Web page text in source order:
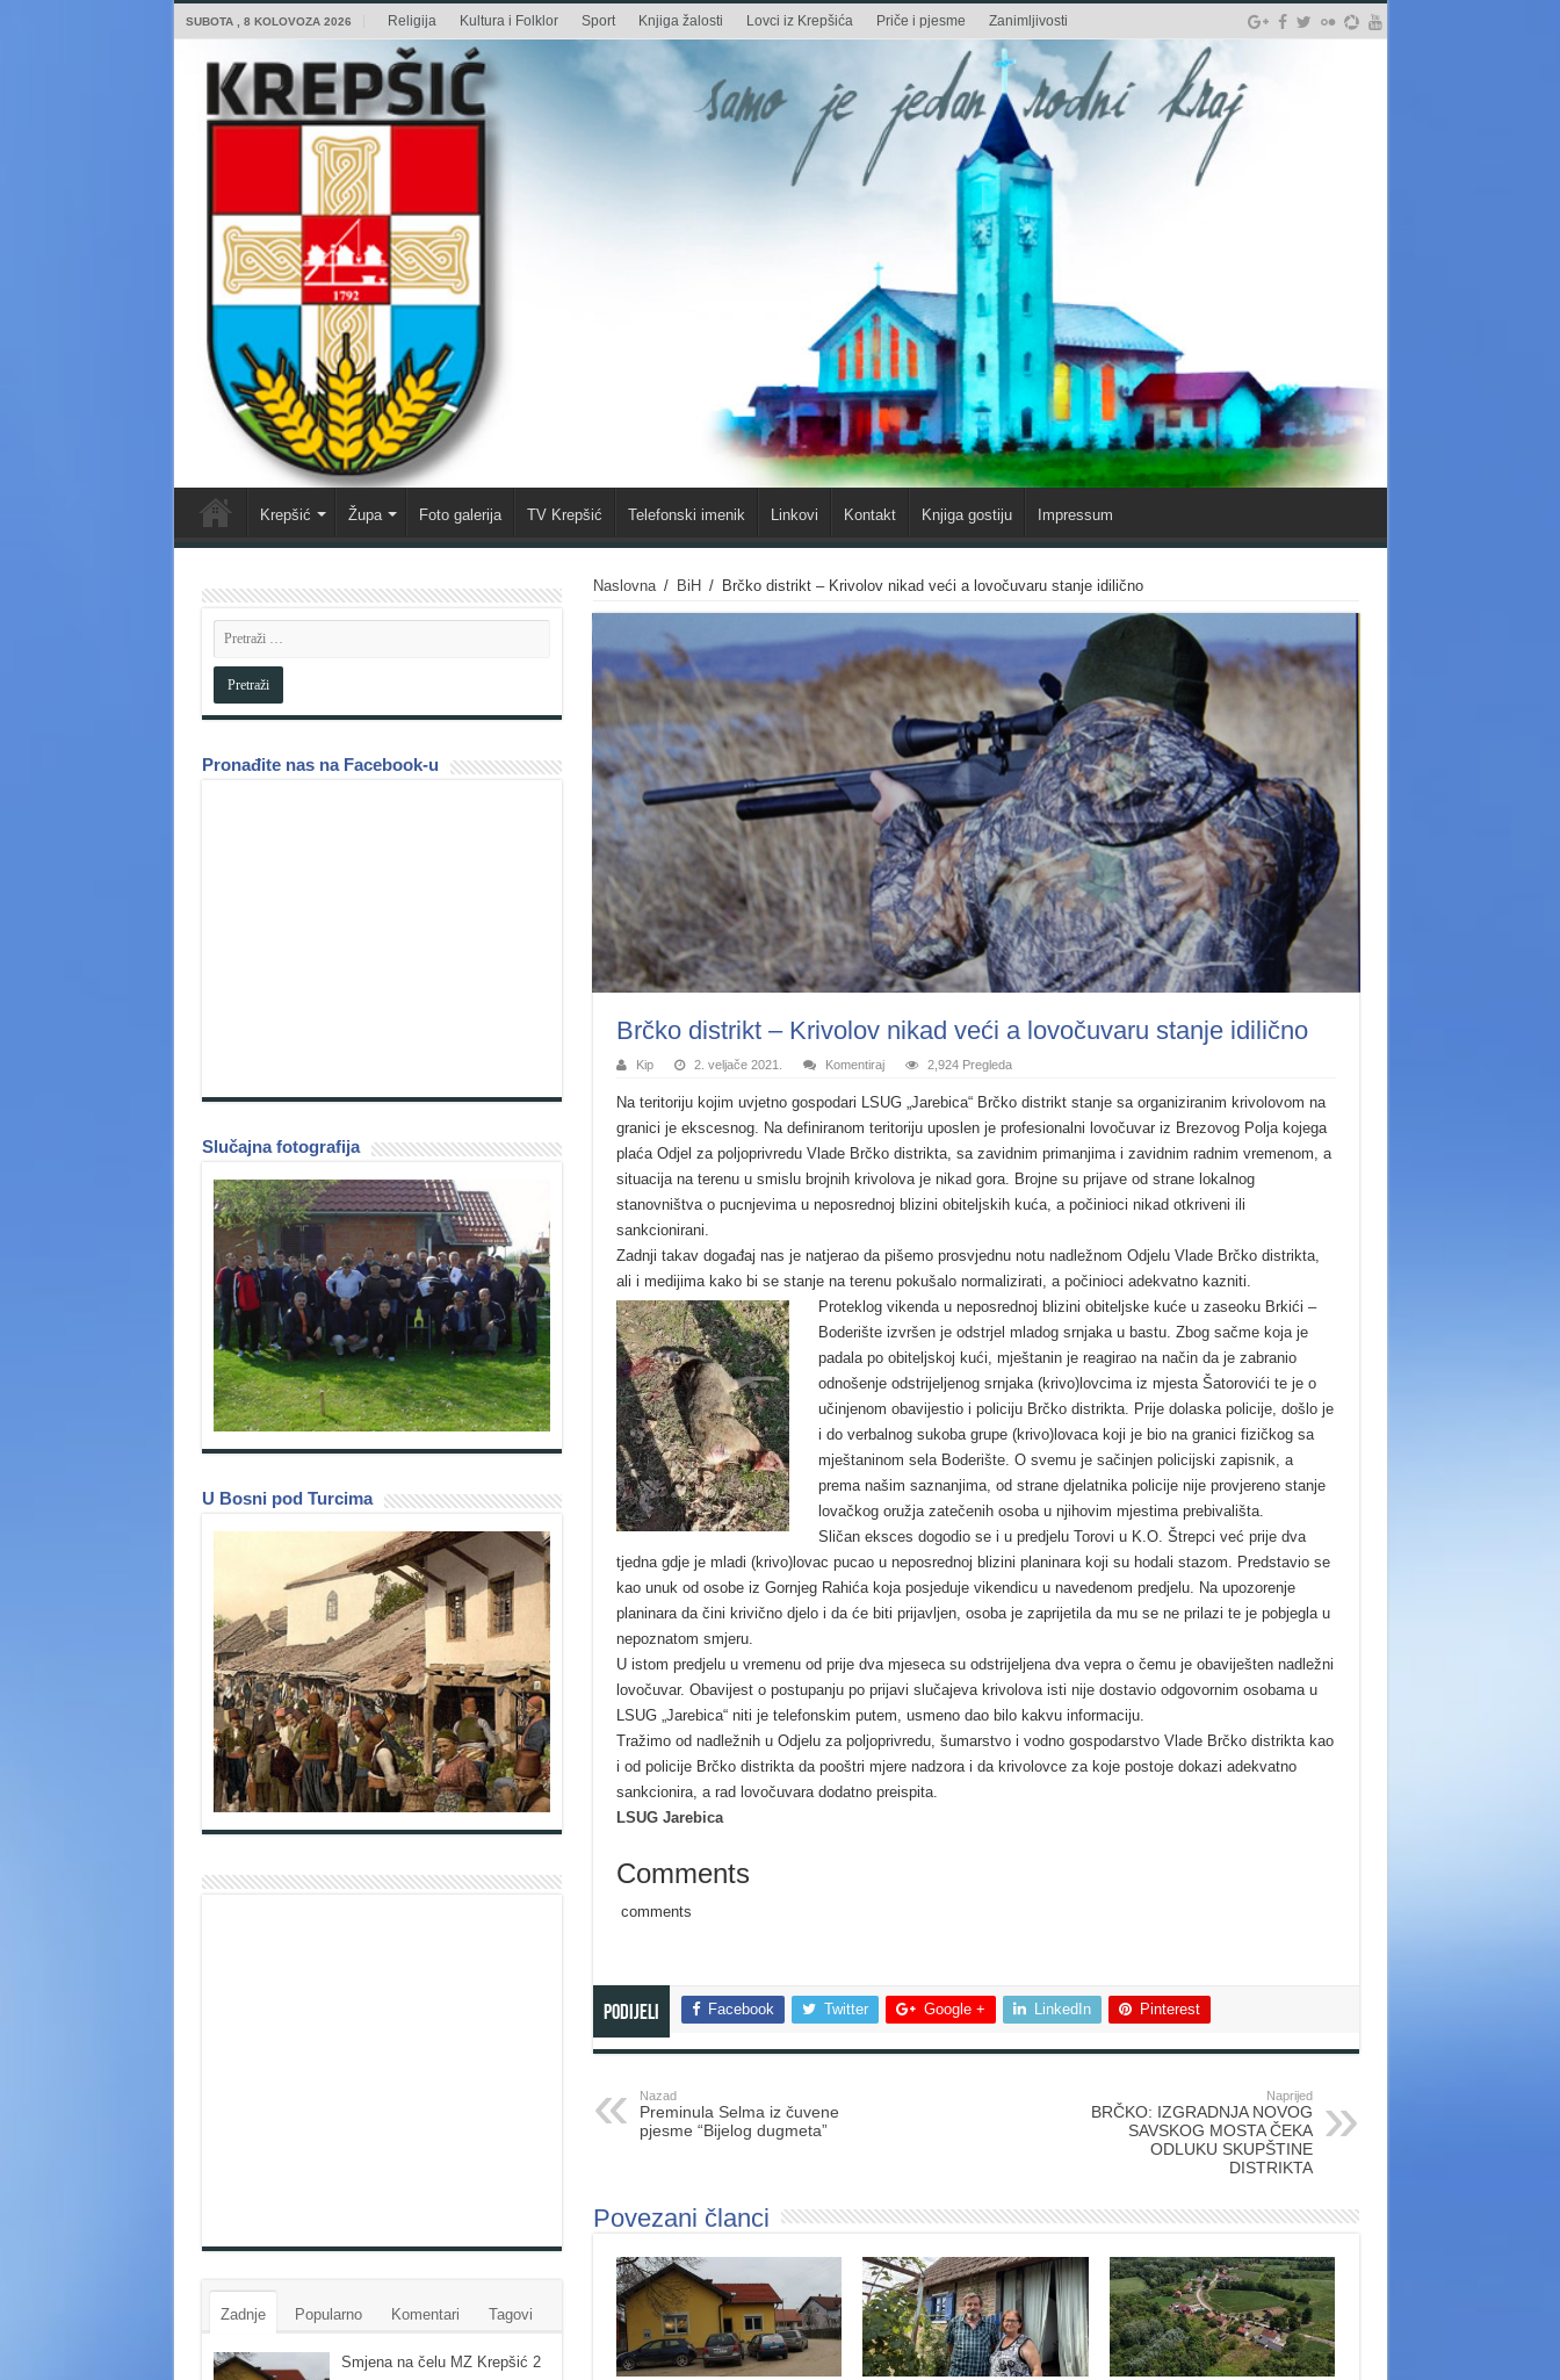
SUBOTA , 8 KOLOVOZA 2026 Religija Kultura i Folklor Sport Knjiga žalosti Lovci iz Krepšića Priče i pjesme Zanimljivosti
Krepšić Župa Foto galerija TV Krepšić Telefonski imenik Linkovi Kontakt Knjiga gostiju Impressum
Naslovna / BiH / Brčko distrikt – Krivolov nikad veći a lovočuvaru stanje idilično
Brčko distrikt – Krivolov nikad veći a lovočuvaru stanje idilično
Kip 2. veljače 2021. Komentiraj 2,924 Pregleda
Na teritoriju kojim uvjetno gospodari LSUG „Jarebica“ Brčko distrikt stanje sa organiziranim krivolovom na
granici je ekscesnog. Na definiranom teritoriju uposlen je profesionalni lovočuvar iz Brezovog Polja kojega
plaća Odjel za poljoprivredu Vlade Brčko distrikta, sa zavidnim primanjima i zavidnim radnim vremenom, a
situacija na terenu u smislu brojnih krivolova je nikad gora. Brojne su prijave od strane lokalnog
stanovništva o pucnjevima u neposrednoj blizini obiteljskih kuća, a počinioci nikad otkriveni ili
sankcionirani.
Zadnji takav događaj nas je natjerao da pišemo prosvjednu notu nadležnom Odjelu Vlade Brčko distrikta,
ali i medijima kako bi se stanje na terenu pokušalo normalizirati, a počinioci adekvatno kazniti.
Proteklog vikenda u neposrednoj blizini obiteljske kuće u zaseoku Brkići –
Boderište izvršen je odstrjel mladog srnjaka u bastu. Zbog sačme koja je
padala po obiteljskoj kući, mještanin je reagirao na način da je zabranio
odnošenje odstrijeljenog srnjaka (krivo)lovcima iz mjesta Šatorovići te je o
učinjenom obavijestio i policiju Brčko distrikta. Prije dolaska policije, došlo je
i do verbalnog sukoba grupe (krivo)lovaca koji je bio na granici fizičkog sa
mještaninom sela Boderište. O svemu je sačinjen policijski zapisnik, a
prema našim saznanjima, od strane djelatnika policije nije provjereno stanje
lovačkog oružja zatečenih osoba u njihovim mjestima prebivališta.
Sličan eksces dogodio se i u predjelu Torovi u K.O. Štrepci već prije dva
tjedna gdje je mladi (krivo)lovac pucao u neposrednoj blizini planinara koji su hodali stazom. Predstavio se
kao unuk od osobe iz Gornjeg Rahića koja posjeduje vikendicu u navedenom predjelu. Na upozorenje
planinara da čini krivično djelo i da će biti prijavljen, osoba je zaprijetila da mu se ne prilazi te je pobjegla u
nepoznatom smjeru.
U istom predjelu u vremenu od prije dva mjeseca su odstrijeljena dva vepra o čemu je obaviješten nadležni
lovočuvar. Obavijest o postupanju po prijavi slučajeva krivolova isti nije dostavio odgovornim osobama u
LSUG „Jarebica“ niti je telefonskim putem, usmeno dao bilo kakvu informaciju.
Tražimo od nadležnih u Odjelu za poljoprivredu, šumarstvo i vodno gospodarstvo Vlade Brčko distrikta kao
i od policije Brčko distrikta da pooštri mjere nadzora i da krivolovce za koje postoje dokazi adekvatno
sankcionira, a rad lovočuvara dodatno preispita.
LSUG Jarebica
Comments
comments
Podijeli Facebook Twitter Google + LinkedIn Pinterest
Nazad
Preminula Selma iz čuvene
pjesme “Bijelog dugmeta”
Naprijed
BRČKO: IZGRADNJA NOVOG
SAVSKOG MOSTA ČEKA
ODLUKU SKUPŠTINE
DISTRIKTA
Povezani članci
Pronađite nas na Facebook-u
Slučajna fotografija
U Bosni pod Turcima
Zadnje Popularno Komentari Tagovi
Smjena na čelu MZ Krepšić 2